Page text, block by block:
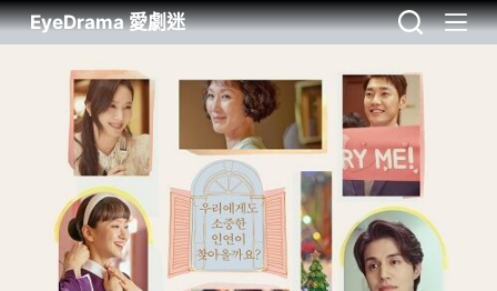
EyeDrama 愛劇迷